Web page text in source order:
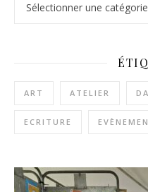
ART ATELIER
ECRITURE